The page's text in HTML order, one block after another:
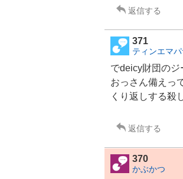
返信する
371
ティンエマ
でdeicy財団の
おっさん備えっ
くり返しする殺
返信する
370
かぶかつ